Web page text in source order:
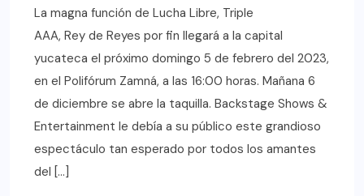
La magna función de Lucha Libre, Triple
AAA, Rey de Reyes por fin llegará a la capital
yucateca el próximo domingo 5 de febrero del 2023,
en el Polifórum Zamná, a las 16:00 horas. Mañana 6
de diciembre se abre la taquilla. Backstage Shows &
Entertainment le debía a su público este grandioso
espectáculo tan esperado por todos los amantes
del […]